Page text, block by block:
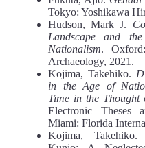
Tokyo: Yoshikawa
Hudson, Mark Ј.
Landscape and
Nationalism.
Archaeology, 2021.
Kojima, Takehiko.
in the Age of
Time in the Thought
Electronic Theses
Miami: Florida
Kojima, Takehiko.